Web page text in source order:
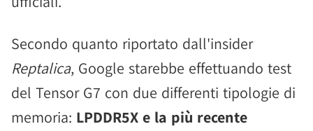
Secondo quanto riportato dall'insider
Reptalica, Google starebbe effettuando test
del Tensor G7 con due differenti tipologie di
memoria: LPDDR5X e la più recente